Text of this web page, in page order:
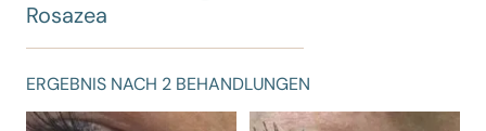
Rosazea
ERGEBNIS NACH 2 BEHANDLUNGEN